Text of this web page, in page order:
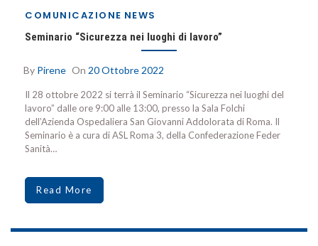
COMUNICAZIONE NEWS
Seminario “Sicurezza nei luoghi di lavoro”
By Pirene On 20 Ottobre 2022
Il 28 ottobre 2022 si terrà il Seminario “Sicurezza nei luoghi del
lavoro” dalle ore 9:00 alle 13:00, presso la Sala Folchi
dell’Azienda Ospedaliera San Giovanni Addolorata di Roma. Il
Seminario è a cura di ASL Roma 3, della Confederazione Feder
Sanità…
Read More